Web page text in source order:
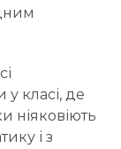
у класі, де
ніяковіють
і з